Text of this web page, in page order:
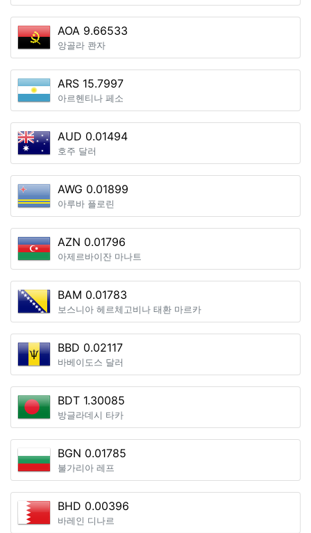
AOA 9.66533
앙골라 콴자
ARS 15.7997
아르헨티나 페소
AUD 0.01494
호주 달러
AWG 0.01899
아루바 플로린
AZN 0.01796
아제르바이잔 마나트
BAM 0.01783
보스니아 헤르체고비나 태환 마르카
BBD 0.02117
바베이도스 달러
BDT 1.30085
방글라데시 타카
BGN 0.01785
불가리아 레프
BHD 0.00396
바레인 디나르